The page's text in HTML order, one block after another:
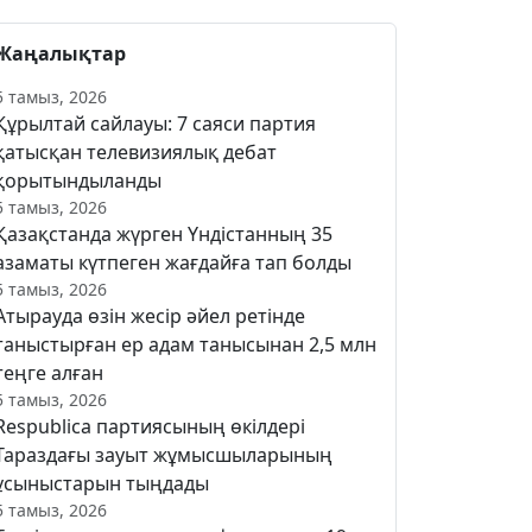
тамыз, 2026
сайлауы: 7 саяси партия
телевизиялық дебат
тамыз, 2026
жүрген Үндістанның 35
күтпеген жағдайға тап болды
тамыз, 2026
өзін жесір әйел ретінде
ер адам танысынан 2,5 млн
алған
тамыз, 2026
партиясының өкілдері
зауыт жұмысшыларының
тыңдады
тамыз, 2026